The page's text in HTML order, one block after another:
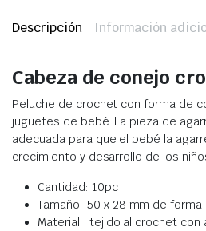
Descripción Información
Cabeza de conejo
Peluche de crochet con forma de
juguetes de bebé. La pieza de
adecuada para que el bebé la
crecimiento y desarrollo de los
Cantidad: 10pc
Tamaño: 50 x 28 mm de forma
Material: tejido al crochet con